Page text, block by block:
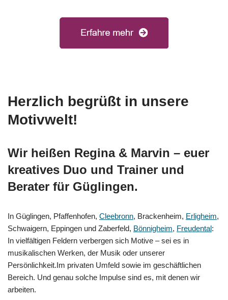
Herzlich begrüßt in unsere
Motivwelt!
Wir heißen Regina & Marvin – euer
kreatives Duo und Trainer und
Berater für Güglingen.
In Güglingen, Pfaffenhofen, Cleebronn, Brackenheim, Erligheim,
Schwaigern, Eppingen und Zaberfeld, Bönnigheim, Freudental:
In vielfältigen Feldern verbergen sich Motive – sei es in
musikalischen Werken, der Musik oder unserer
Persönlichkeit.Im privaten Umfeld sowie im geschäftlichen
Bereich. Und genau solche Impulse sind es, mit denen wir
arbeiten.